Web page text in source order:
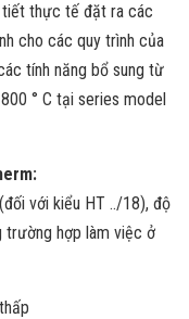
tiết thực tế đặt ra các
cho các quy trình của
tính năng bổ sung từ
° C tại series model
với kiểu HT ../18), độ
trường hợp làm việc ở